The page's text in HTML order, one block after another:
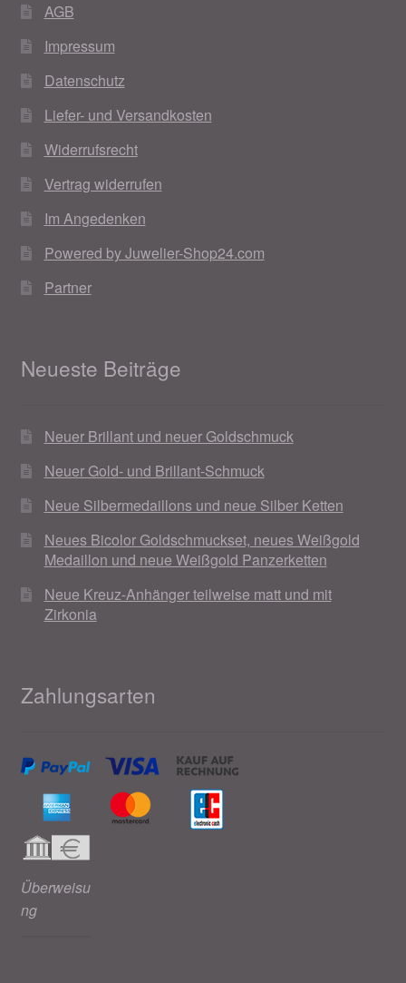
AGB
Impressum
Datenschutz
Liefer- und Versandkosten
Widerrufsrecht
Vertrag widerrufen
Im Angedenken
Powered by Juwelier-Shop24.com
Partner
Neueste Beiträge
Neuer Brillant und neuer Goldschmuck
Neuer Gold- und Brillant-Schmuck
Neue Silbermedaillons und neue Silber Ketten
Neues Bicolor Goldschmuckset, neues Weißgold
Medaillon und neue Weißgold Panzerketten
Neue Kreuz-Anhänger teilweise matt und mit
Zirkonia
Zahlungsarten
Überweisu
ng